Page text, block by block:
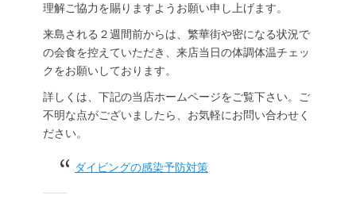
理解ご協力を賜りますようお願い申し上げます。
来島される２週間前からは、繁華街や密になる状況で
の会食を控えていただき、来店当日の体調体温チェッ
クをお願いしております。
詳しくは、下記の当店ホームページをご覧下さい。ご
不明な点がございましたら、お気軽にお問い合わせく
ださい。
ダイビングの感染予防対策